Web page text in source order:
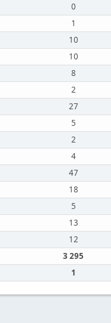
0
1
10
10
8
2
27
5
2
4
47
18
5
13
12
3 295
1